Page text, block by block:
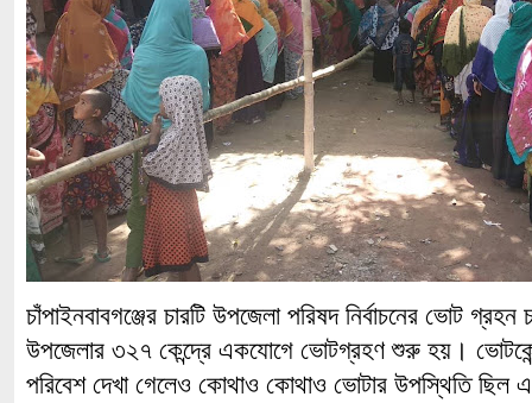
চাঁপাইনবাবগঞ্জের চারটি উপজেলা পরিষদ নির্বাচনের ভোট
উপজেলার ৩২৭ কেন্দ্রে একযোগে ভোটগ্রহণ শুরু হয়।
পরিবেশ দেখা গেলেও কোথাও কোথাও ভোটার উপস্থিতি ছিল